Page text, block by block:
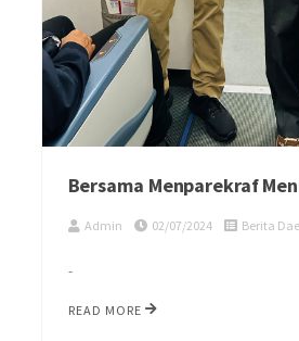
Bersama Menparekraf
Admin 02/07/2024 Berita
-
READ MORE